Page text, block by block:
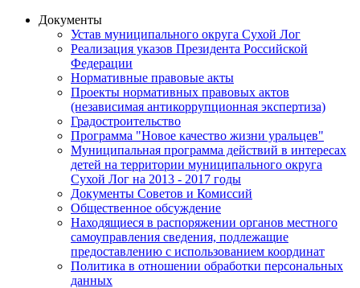
Документы
Устав муниципального округа Сухой Лог
Реализация указов Президента Российской
Федерации
Нормативные правовые акты
Проекты нормативных правовых актов
(независимая антикоррупционная экспертиза)
Градостроительство
Программа "Новое качество жизни уральцев"
Муниципальная программа действий в интересах
детей на территории муниципального округа
Сухой Лог на 2013 - 2017 годы
Документы Советов и Комиссий
Общественное обсуждение
Находящиеся в распоряжении органов местного
самоуправления сведения, подлежащие
предоставлению с использованием координат
Политика в отношении обработки персональных
данных